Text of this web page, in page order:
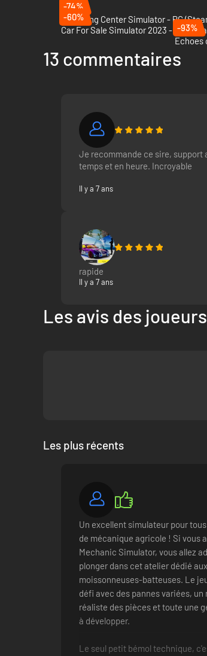
-74%
Recycling Center Simulator - PC
-60%
Car For Sale Simulator 2023 - PC-93%
Echoes
13 commentaires
Je recommande ce sire, support
temps et en heure. Incroyable
Il y a 7 ans
rapide
Il y a 7 ans
Les avis des joueurs
Les plus récents
Un excellent simulateur pour
de mécanique agricole ! Si vous
Mechanic Simulator, vous allez
plonger dans cet atelier dédié
moissonneuses-batteuses. Le
défi avec des pannes variées, un
réaliste des pièces et toute une
à développer.
Le seul petit bémol technique,